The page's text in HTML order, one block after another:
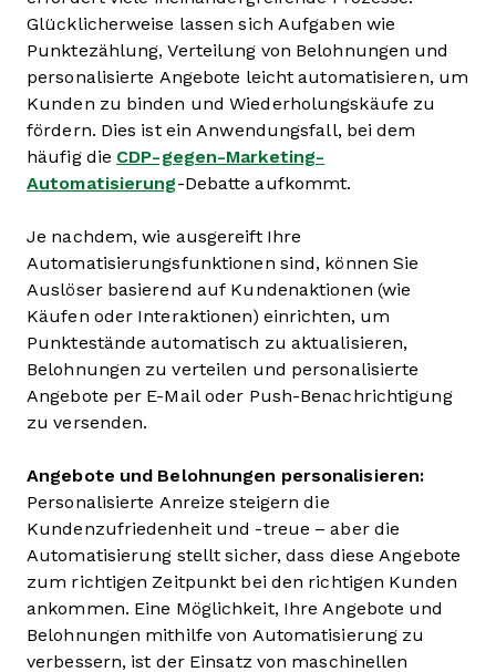
Glücklicherweise lassen sich Aufgaben wie
Punktezählung, Verteilung von Belohnungen und
personalisierte Angebote leicht automatisieren, um
Kunden zu binden und Wiederholungskäufe zu
fördern. Dies ist ein Anwendungsfall, bei dem
häufig die CDP-gegen-Marketing-
Automatisierung-Debatte aufkommt.
Je nachdem, wie ausgereift Ihre
Automatisierungsfunktionen sind, können Sie
Auslöser basierend auf Kundenaktionen (wie
Käufen oder Interaktionen) einrichten, um
Punktestände automatisch zu aktualisieren,
Belohnungen zu verteilen und personalisierte
Angebote per E-Mail oder Push-Benachrichtigung
zu versenden.
Angebote und Belohnungen personalisieren:
Personalisierte Anreize steigern die
Kundenzufriedenheit und -treue – aber die
Automatisierung stellt sicher, dass diese Angebote
zum richtigen Zeitpunkt bei den richtigen Kunden
ankommen. Eine Möglichkeit, Ihre Angebote und
Belohnungen mithilfe von Automatisierung zu
verbessern, ist der Einsatz von maschinellen